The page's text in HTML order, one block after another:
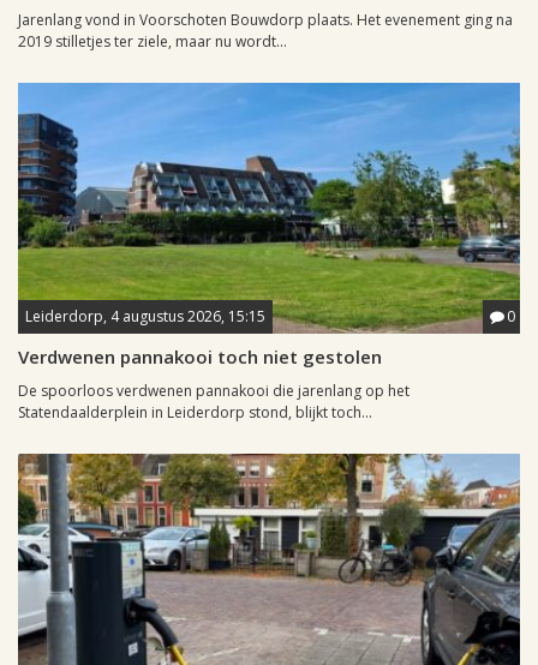
Jarenlang vond in Voorschoten Bouwdorp plaats. Het evenement ging na
2019 stilletjes ter ziele, maar nu wordt...
Leiderdorp, 4 augustus 2026, 15:15 0
Verdwenen pannakooi toch niet gestolen
De spoorloos verdwenen pannakooi die jarenlang op het
Statendaalderplein in Leiderdorp stond, blijkt toch...